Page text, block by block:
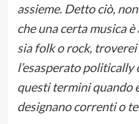
assieme. Detto ciò,
che una certa musica
sia folk o rock, troverei
l’esasperato
questi termini quando
designano correnti o